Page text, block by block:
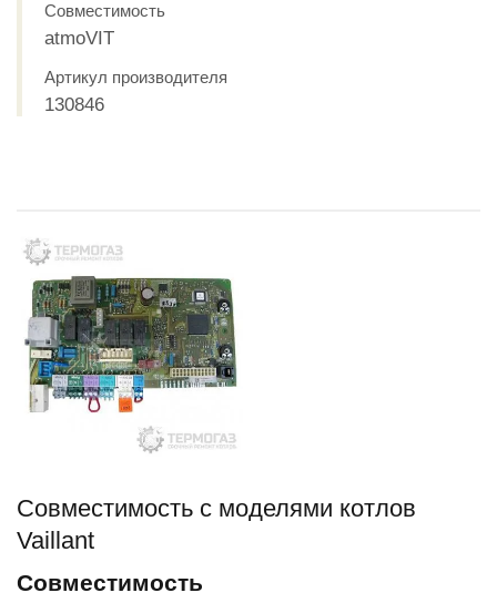
Совместимость
atmoVIT
Артикул производителя
130846
Совместимость c моделями котлов
Vaillant
Совместимость